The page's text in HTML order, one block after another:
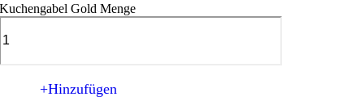
Kuchengabel Gold Menge
+Hinzufügen